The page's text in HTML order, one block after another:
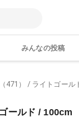
みんなの投稿
471） / ライトゴール
ールド / 100cm